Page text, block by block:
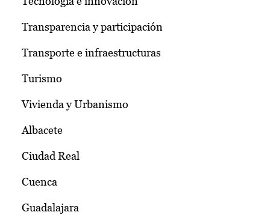
Transparencia y participación
Transporte e infraestructuras
Turismo
Vivienda y Urbanismo
Albacete
Ciudad Real
Cuenca
Guadalajara